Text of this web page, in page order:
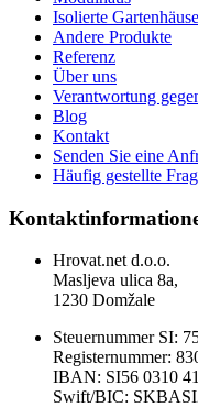
Isolierte
Andere Produkte
Referenz
Über uns
Verantwortung
Blog
Kontakt
Senden Sie eine
Häufig gestellte
Hrovat.net d.o.o.
Masljeva ulica 8a,
1230 Domžale
Steuernummer SI:
Registernummer:
IBAN: SI56 0310
Swift/BIC: